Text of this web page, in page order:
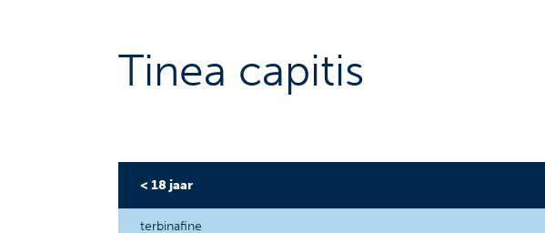
Tinea capitis
< 18 jaar
terbinafine